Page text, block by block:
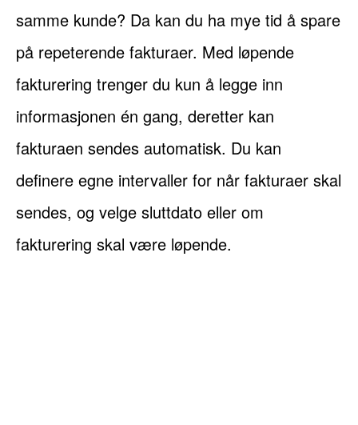
samme kunde? Da kan du ha mye tid å spare
på repeterende fakturaer. Med løpende
fakturering trenger du kun å legge inn
informasjonen én gang, deretter kan
fakturaen sendes automatisk. Du kan
definere egne intervaller for når fakturaer skal
sendes, og velge sluttdato eller om
fakturering skal være løpende.